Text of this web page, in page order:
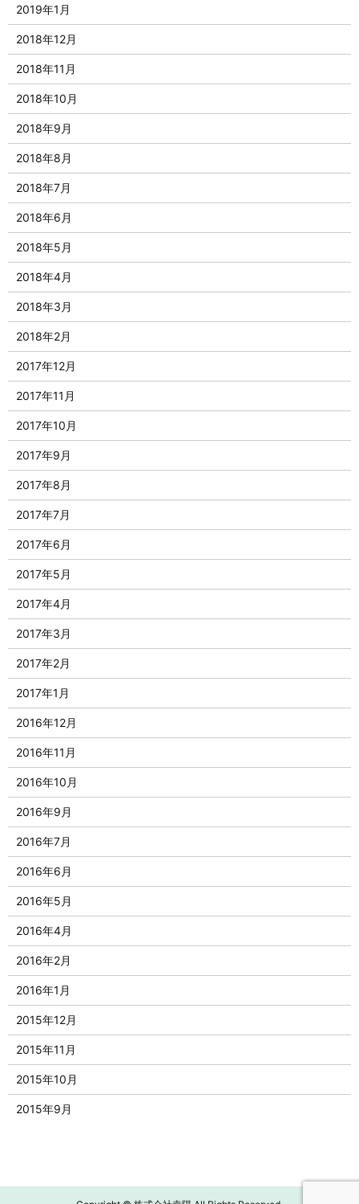
2019年1月
2018年12月
2018年11月
2018年10月
2018年9月
2018年8月
2018年7月
2018年6月
2018年5月
2018年4月
2018年3月
2018年2月
2017年12月
2017年11月
2017年10月
2017年9月
2017年8月
2017年7月
2017年6月
2017年5月
2017年4月
2017年3月
2017年2月
2017年1月
2016年12月
2016年11月
2016年10月
2016年9月
2016年7月
2016年6月
2016年5月
2016年4月
2016年2月
2016年1月
2015年12月
2015年11月
2015年10月
2015年9月